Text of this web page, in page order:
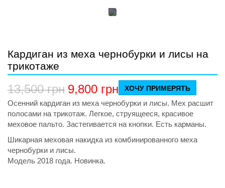
Кардиган из меха чернобурки и лисы на
трикотаже
13,500грн 9,800 грн ХОЧУ ПРИМЕРЯТЬ
Осенний кардиган из меха чернобурки и лисы. Мех расшит
полосами на трикотаж. Легкое, струящееся, красивое
меховое пальто. Застегивается на кнопки. Есть карманы.
Шикарная меховая накидка из комбинированного меха
чернобурки и лисы.
Модель 2018 года. Новинка.